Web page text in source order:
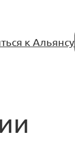
к Альянсу